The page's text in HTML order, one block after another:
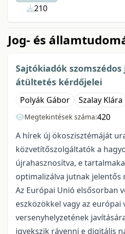
210
Jog- és
Sajtókiadók
átültetés kérdőjelei
Polyák Gábor Szalay Klára
Megtekintések száma:420
A hírek új ökoszisztémáját
közvetítőszolgáltatók a
újrahasznosítva, e
optimalizálva jutnak jelentős
Az Európai Unió elsősorban
eszközökkel vagy az európai
versenyhelyzetének
igyekszik rávenni e digitális